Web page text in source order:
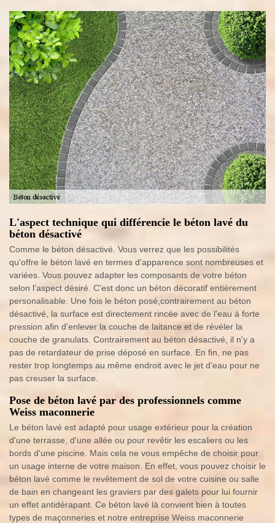
L'aspect technique qui différencie le béton lavé du
béton désactivé
Comme le béton désactivé. Vous verrez que les possibilités
qu'offre le béton lavé en termes d'apparence sont nombreuses et
variées. Vous pouvez adapter les composants de votre béton
selon l'aspect désiré. C'est donc un béton décoratif entièrement
personalisable. Une fois le béton posé,contrairement au béton
désactivé, la surface est directement rincée avec de l'eau à forte
pression afin d'enlever la couche de laitance et de révéler la
couche de granulats. Contrairement au béton désactivé, il n'y a
pas de retardateur de prise déposé en surface. En fin, ne pas
rester trop longtemps au même endroit avec le jet d'eau pour ne
pas creuser la surface.
Pose de béton lavé par des professionnels comme
Weiss maconnerie
Le béton lavé est adapté pour usage extérieur pour la création
d'une terrasse, d'une allée ou pour revêtir les escaliers ou les
bords d'une piscine. Mais cela ne vous empêche de choisir pour
un usage interne de votre maison. En effet, vous pouvez choisir le
béton lavé comme le revêtement de sol de votre cuisine ou salle
de bain en changeant les graviers par des galets pour lui fournir
un effet antidérapant. Ce béton lavé là convient bien à toutes
types de maçonneries et notre entreprise Weiss maconnerie